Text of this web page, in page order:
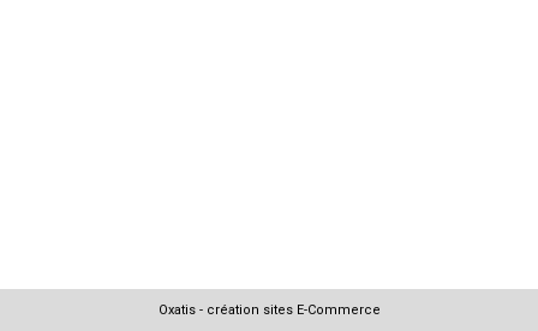
Oxatis - création sites E-Commerce